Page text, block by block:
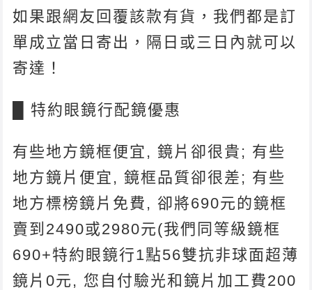
如果跟網友回覆該款有貨，我們都是訂
單成立當日寄出，隔日或三日內就可以
寄達！
█ 特約眼鏡行配鏡優惠
有些地方鏡框便宜, 鏡片卻很貴; 有些
地方鏡片便宜, 鏡框品質卻很差; 有些
地方標榜鏡片免費, 卻將690元的鏡框
賣到2490或2980元(我們同等級鏡框
690+特約眼鏡行1點56雙抗非球面超薄
鏡片0元, 您自付驗光和鏡片加工費200